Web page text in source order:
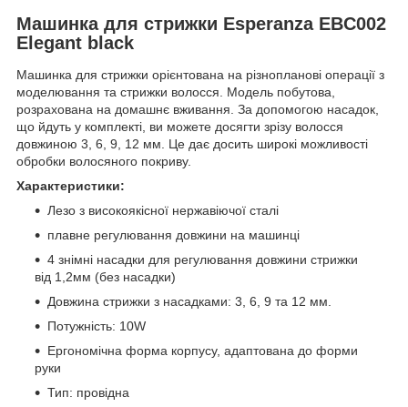
Машинка для стрижки Esperanza EBC002
Elegant black
Машинка для стрижки орієнтована на різнопланові операції з
моделювання та стрижки волосся. Модель побутова,
розрахована на домашнє вживання. За допомогою насадок,
що йдуть у комплекті, ви можете досягти зрізу волосся
довжиною 3, 6, 9, 12 мм. Це дає досить широкі можливості
обробки волосяного покриву.
Характеристики:
Лезо з високоякісної нержавіючої сталі
плавне регулювання довжини на машинці
4 знімні насадки для регулювання довжини стрижки
від 1,2мм (без насадки)
Довжина стрижки з насадками: 3, 6, 9 та 12 мм.
Потужність: 10W
Ергономічна форма корпусу, адаптована до форми
руки
Тип: провідна